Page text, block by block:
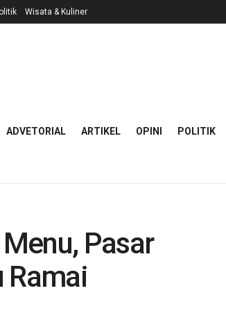
Wisata & Kuliner
ADVETORIAL ARTIKEL OPINI POLITIK
Pasar
Ramai